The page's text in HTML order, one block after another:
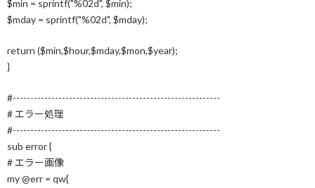
$min = sprintf("%02d", $min);
$mday = sprintf("%02d", $mday);
return ($min,$hour,$mday,$mon,$year);
}
#-----------------------------------------------------------
# エラー処理
#-----------------------------------------------------------
sub error {
# エラー画像
my @err = qw{